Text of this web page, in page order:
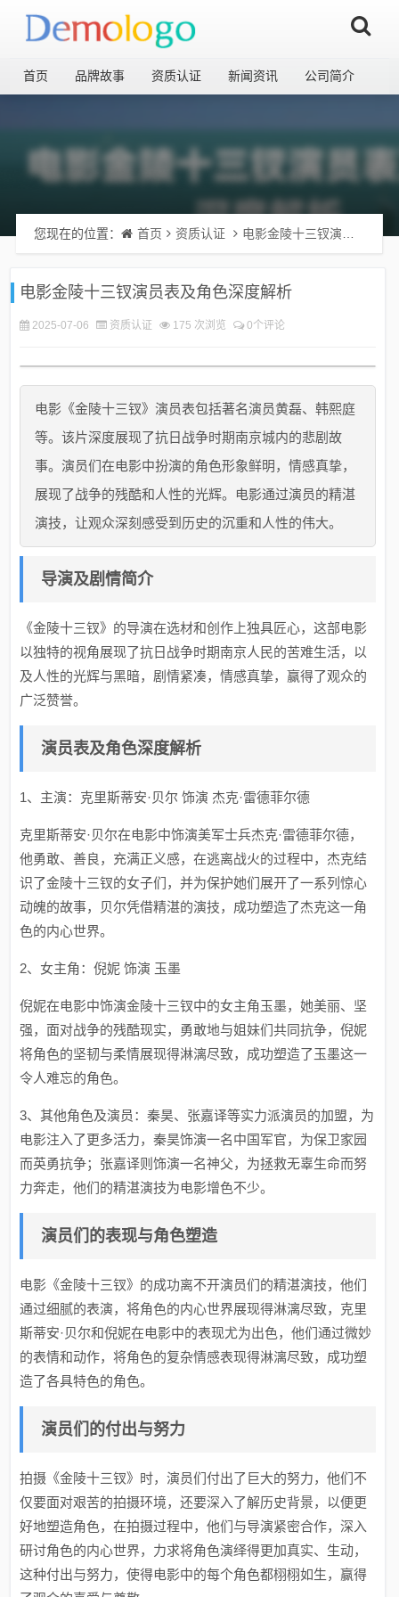
首页 品牌故事 资质认证 新闻资讯 公司简介
您现在的位置： 首页 资质认证 电影金陵十三钗演员表及角色深度解析
电影金陵十三钗演员表及角色深度解析
2025-07-06 资质认证 175 次浏览 0个评论
电影《金陵十三钗》演员表包括著名演员黄磊、韩熙庭
等。该片深度展现了抗日战争时期南京城内的悲剧故
事。演员们在电影中扮演的角色形象鲜明，情感真挚，
展现了战争的残酷和人性的光辉。电影通过演员的精湛
演技，让观众深刻感受到历史的沉重和人性的伟大。
导演及剧情简介
《金陵十三钗》的导演在选材和创作上独具匠心，这部电影
以独特的视角展现了抗日战争时期南京人民的苦难生活，以
及人性的光辉与黑暗，剧情紧凑，情感真挚，赢得了观众的
广泛赞誉。
演员表及角色深度解析
1、主演：克里斯蒂安·贝尔 饰演 杰克·雷德菲尔德
克里斯蒂安·贝尔在电影中饰演美军士兵杰克·雷德菲尔德，
他勇敢、善良，充满正义感，在逃离战火的过程中，杰克结
识了金陵十三钗的女子们，并为保护她们展开了一系列惊心
动魄的故事，贝尔凭借精湛的演技，成功塑造了杰克这一角
色的内心世界。
2、女主角：倪妮 饰演 玉墨
倪妮在电影中饰演金陵十三钗中的女主角玉墨，她美丽、坚
强，面对战争的残酷现实，勇敢地与姐妹们共同抗争，倪妮
将角色的坚韧与柔情展现得淋漓尽致，成功塑造了玉墨这一
令人难忘的角色。
3、其他角色及演员：秦昊、张嘉译等实力派演员的加盟，为
电影注入了更多活力，秦昊饰演一名中国军官，为保卫家园
而英勇抗争；张嘉译则饰演一名神父，为拯救无辜生命而努
力奔走，他们的精湛演技为电影增色不少。
演员们的表现与角色塑造
电影《金陵十三钗》的成功离不开演员们的精湛演技，他们
通过细腻的表演，将角色的内心世界展现得淋漓尽致，克里
斯蒂安·贝尔和倪妮在电影中的表现尤为出色，他们通过微妙
的表情和动作，将角色的复杂情感表现得淋漓尽致，成功塑
造了各具特色的角色。
演员们的付出与努力
拍摄《金陵十三钗》时，演员们付出了巨大的努力，他们不
仅要面对艰苦的拍摄环境，还要深入了解历史背景，以便更
好地塑造角色，在拍摄过程中，他们与导演紧密合作，深入
研讨角色的内心世界，力求将角色演绎得更加真实、生动，
这种付出与努力，使得电影中的每个角色都栩栩如生，赢得